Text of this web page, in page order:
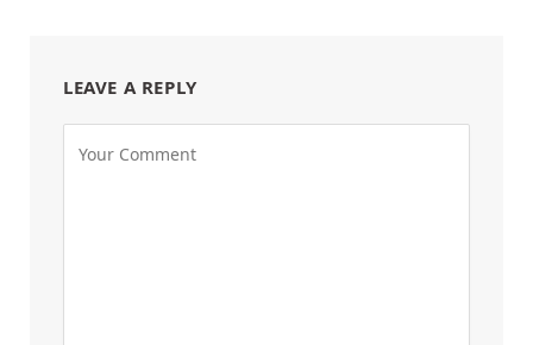
LEAVE A REPLY